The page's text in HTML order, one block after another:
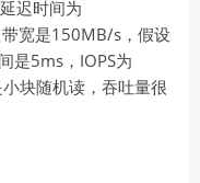
迟时间为
宽是150MB/s，假设
是5ms，IOPS为
块随机读，吞吐量很